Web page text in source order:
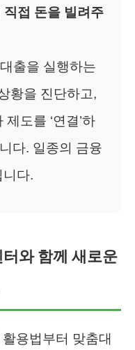
접 돈을 빌려주
출을 실행하는
황을 진단하고,
도를 ‘연결’하
다. 일종의 금융
니다.
와 함께 새로운
활용법부터 맞춤대